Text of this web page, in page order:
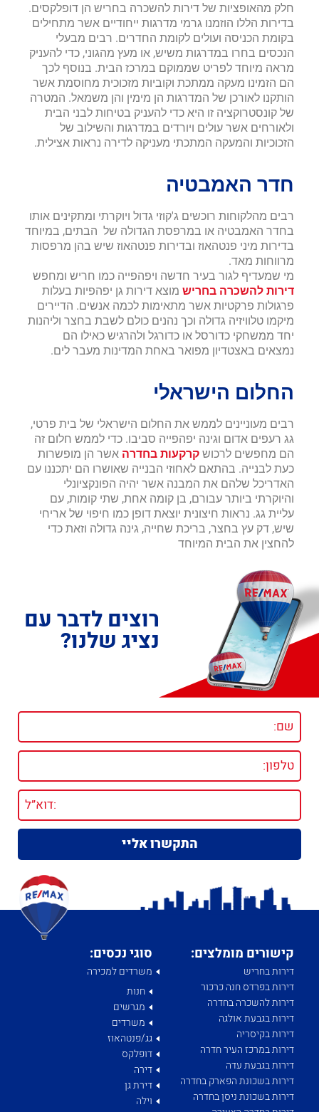
חלק מהאופציות של דירות להשכרה בחריש הן דופלקסים.
בדירות הללו הוזמנו גרמי מדרגות ייחודיים אשר מתחילים
בקומת הכניסה ועולים לקומת החדרים. רבים מבעלי
הנכסים בחרו במדרגות משיש, או מעץ מהגוני, כדי להעניק
מראה מיוחד לפריט שממוקם במרכז הבית. בנוסף לכך
הם הזמינו מעקה ממתכת וקוביות מזכוכית מחוסמת אשר
הותקנו לאורכן של המדרגות הן מימין והן משמאל. המטרה
של קונסטרוקציה זו היא כדי להעניק בטיחות לבני הבית
ולאורחים אשר עולים ויורדים במדרגות והשילוב של
הזכוכיות והמעקה המתכתי מעניקה לדירה נראות אצילית.
חדר האמבטיה
רבים מהלקוחות רוכשים ג'קוזי גדול ויוקרתי ומתקינים אותו
בחדר האמבטיה או במרפסת הגדולה של הבתים, במיוחד
בדירות מיני פנטהאוז ובדירות פנטהאוז שיש בהן מרפסות
מרווחות מאד.
מי שמעדיף לגור בעיר חדשה ויפהפייה כמו חריש ומחפש
דירות להשכרה בחריש מוצא דירות גן יפהפיות בעלות
פרגולות פרקטיות אשר מתאימות לכמה אנשים. הדיירים
מיקמו טלוויזיה גדולה וכך נהנים כולם לשבת בחצר וליהנות
יחד ממשחקי כדורסל או כדורגל ולהרגיש כאילו הם
נמצאים באצטדיון מפואר באחת המדינות מעבר לים.
החלום הישראלי
רבים מעוניינים לממש את החלום הישראלי של בית פרטי,
גג רעפים אדום וגינה יפהפייה סביבו. כדי לממש חלום זה
הם מחפשים לרכוש קרקעות בחדרה אשר הן מופשרות
כעת לבנייה. בהתאם לאחוזי הבנייה שאושרו הם יתכננו עם
האדריכל שלהם את המבנה אשר יהיה הפונקציונלי
והיוקרתי ביותר עבורם, בן קומה אחת, שתי קומות, עם
עליית גג. נראות חיצונית יוצאת דופן כמו חיפוי של אריחי
שיש, דק עץ בחצר, בריכת שחייה, גינה גדולה וזאת כדי
להחצין את הבית המיוחד
רוצים לדבר עם
נציג שלנו?
קישורים מומלצים:
דירות בחריש
דירות בפרדס חנה כרכור
דירות להשכרה בחדרה
דירות בגבעת אולגה
דירות בקיסריה
דירות במרכז העיר חדרה
דירות בגבעת עדה
דירות בשכונת הפארק בחדרה
דירות בשכונת ניסן בחדרה
סוגי נכסים:
משרדים למכירה
חנות
מגרשים
משרדים
גג/פנטהאוז
דופלקס
דירה
דירת גן
וילה